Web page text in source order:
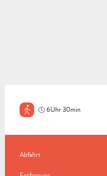
6Uhr 30min
PRAKTISCHE
Abfahrt